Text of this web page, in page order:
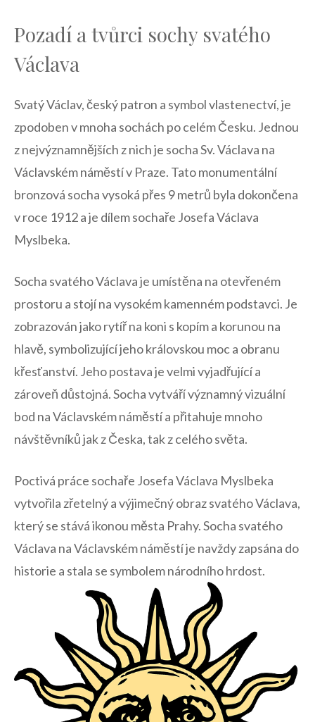
Pozadí⁤ a tvůrci⁣ sochy svatého
Václava
Svatý Václav, český⁣ patron a symbol vlastenectví,​ je⁣
zpodoben v mnoha ⁤sochách po celém Česku. Jednou
‍z​ nejvýznamnějších z nich je socha Sv. Václava na
Václavském náměstí v Praze. ⁣Tato monumentální
bronzová socha vysoká přes 9 metrů byla dokončena
v roce 1912 a je dílem sochaře⁤ Josefa Václava
Myslbeka.
Socha svatého Václava je⁢ umístěna na‍ otevřeném
prostoru a stojí na vysokém ‍kamenném podstavci. Je⁣
zobrazován jako rytíř na koni s kopím a korunou ​na
hlavě, symbolizující jeho královskou moc a obranu
křesťanství. Jeho ⁤postava je⁤ velmi vyjadřující a
zároveň⁤ důstojná. Socha ⁣vytváří významný vizuální
‍bod na Václavském náměstí a přitahuje ‍mnoho
⁢návštěvníků jak z Česka, ⁤tak z celého světa.
Poctivá práce sochaře Josefa Václava⁣ Myslbeka
vytvořila zřetelný⁤ a výjimečný‌ obraz svatého Václava,
který se stává⁣ ikonou města Prahy.​ Socha‌ svatého
Václava na Václavském⁤ náměstí je navždy zapsána do
historie⁤ a stala ​se symbolem národního hrdost.